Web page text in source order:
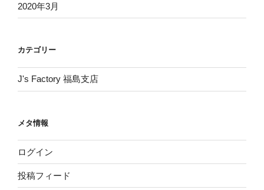
2020年3月
カテゴリー
J's Factory 福島支店
メタ情報
ログイン
投稿フィード